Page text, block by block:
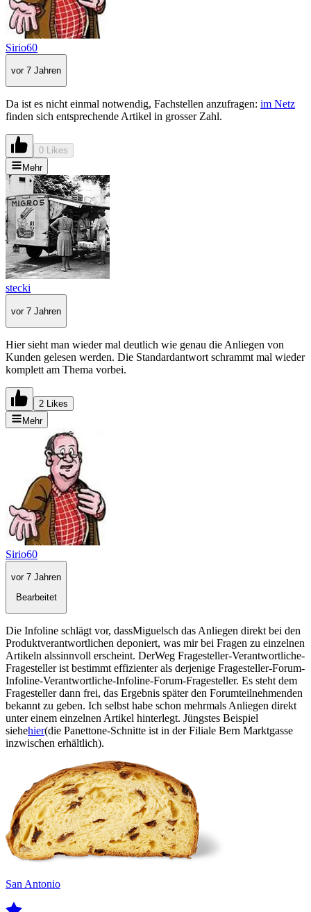
Sirio60
vor 7 Jahren
Da ist es nicht einmal notwendig, Fachstellen anzufragen: im Netz
finden sich entsprechende Artikel in grosser Zahl.
0 Likes
Mehr
stecki
vor 7 Jahren
Hier sieht man wieder mal deutlich wie genau die Anliegen von
Kunden gelesen werden. Die Standardantwort schrammt mal wieder
komplett am Thema vorbei.
2 Likes
Mehr
Sirio60
vor 7 Jahren
Bearbeitet
Die Infoline schlägt vor, dassMiguelsch das Anliegen direkt bei den
Produktverantwortlichen deponiert, was mir bei Fragen zu einzelnen
Artikeln alssinnvoll erscheint. DerWeg Fragesteller-Verantwortliche-
Fragesteller ist bestimmt effizienter als derjenige Fragesteller-Forum-
Infoline-Verantwortliche-Infoline-Forum-Fragesteller. Es steht dem
Fragesteller dann frei, das Ergebnis später den Forumteilnehmenden
bekannt zu geben. Ich selbst habe schon mehrmals Anliegen direkt
unter einem einzelnen Artikel hinterlegt. Jüngstes Beispiel
siehehier(die Panettone-Schnitte ist in der Filiale Bern Marktgasse
inzwischen erhältlich).
San Antonio